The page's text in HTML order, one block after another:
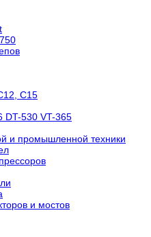
C15
DT-530 VT-365
и промышленной техники
и мостов